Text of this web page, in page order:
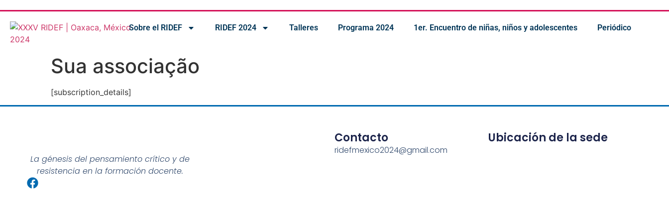
Sobre el RIDEF RIDEF 2024 Talleres Programa 2024 1er. Encuentro de niñas, niños y adolescentes Periódico
Sua associação
[subscription_details]
La génesis del pensamiento crítico y de
resistencia en la formación docente.
Contacto
ridefmexico2024@gmail.com
Ubicación de la sede